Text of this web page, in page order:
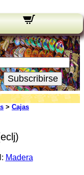
Novedades:
Su Email:
Subscribirse
> Cajas
Madera